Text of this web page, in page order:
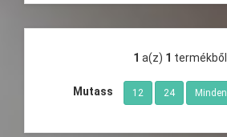
1 a(z) 1 termékből
Mutass 12 24 Minden